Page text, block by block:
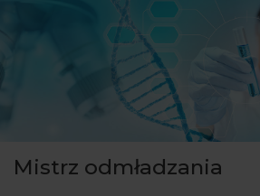
49. edycja w Krakowie
PODCAST
MAGAZYN
O NAS
PRENUMERATA
Mistrz odmładzania